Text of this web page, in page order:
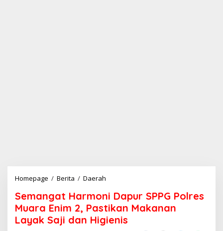
Homepage / Berita / Daerah
m
a
n
g
Semangat Harmoni Dapur SPPG Polres
Muara Enim 2, Pastikan Makanan
Layak Saji dan Higienis